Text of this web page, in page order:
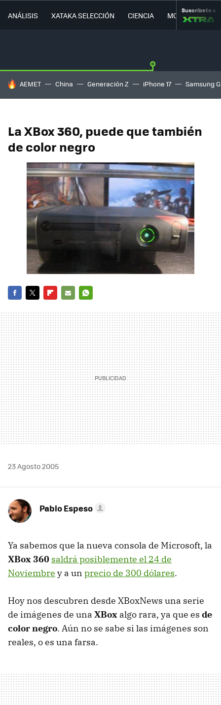
ANÁLISIS XATAKA SELECCIÓN CIENCIA MOVILIDAD
Suscríbete a
HOY SE HABLA DE
AEMET China Generación Z iPhone 17 Samsung
La XBox 360, puede que también
de color negro
MAIL
23 Agosto 2005
Pablo Espeso
Ya sabemos que la nueva consola de Microsoft, la
XBox 360 saldrá posiblemente el 24 de
Noviembre y a un precio de 300 dólares.
Hoy nos descubren desde XBoxNews una serie
de imágenes de una XBox algo rara, ya que es de
color negro. Aún no se sabe si las imágenes son
reales, o es una farsa.